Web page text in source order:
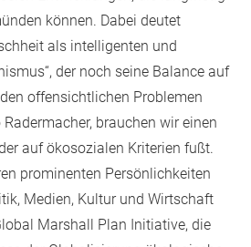
können. Dabei deutet
als intelligenten und
der noch seine Balance auf
offensichtlichen Problemen
brauchen wir einen
auf ökosozialen Kriterien fußt.
prominenten Persönlichkeiten
Medien, Kultur und Wirtschaft
Marshall Plan Initiative, die